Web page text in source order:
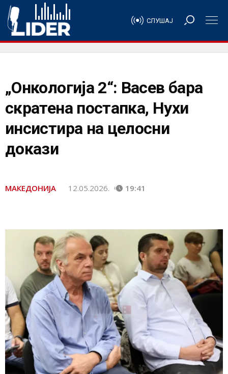
СЛУШАЈ
„Онкологија 2“: Васев бара
скратена постапка, Нухи
инсистира на целосни
докази
МАКЕДОНИЈА 12.05.2026. 19:41